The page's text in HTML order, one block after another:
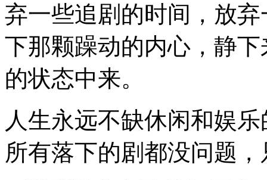
弃一些追剧的时间，放
下那颗躁动的内心，静
的状态中来。
人生永远不缺休闲和娱
所有落下的剧都没问题